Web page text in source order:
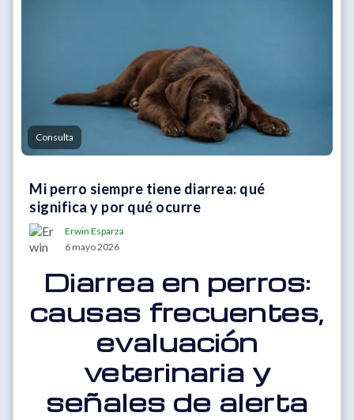
Consulta
Mi perro siempre tiene diarrea: qué
significa y por qué ocurre
Erwin Esparza
6 mayo 2026
Diarrea en perros:
causas frecuentes,
evaluación
veterinaria y
señales de alerta